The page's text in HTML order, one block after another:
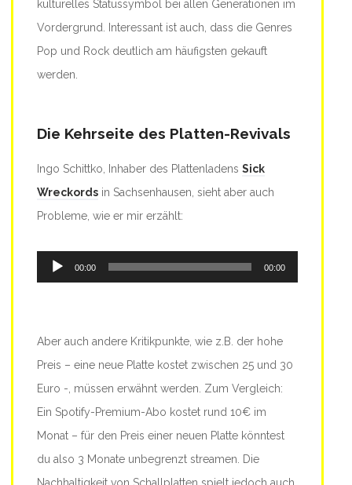
kulturelles Statussymbol bei allen Generationen im
Vordergrund. Interessant ist auch, dass die Genres
Pop und Rock deutlich am häufigsten gekauft
werden.
Die Kehrseite des Platten-Revivals
Ingo Schittko, Inhaber des Plattenladens Sick
Wreckords in Sachsenhausen, sieht aber auch
Probleme, wie er mir erzählt:
Audio-
Player
00:00 00:00
Aber auch andere Kritikpunkte, wie z.B. der hohe
Preis – eine neue Platte kostet zwischen 25 und 30
Euro -, müssen erwähnt werden. Zum Vergleich:
Ein Spotify-Premium-Abo kostet rund 10€ im
Monat – für den Preis einer neuen Platte könntest
du also 3 Monate unbegrenzt streamen. Die
Nachhaltigkeit von Schallplatten spielt jedoch auch